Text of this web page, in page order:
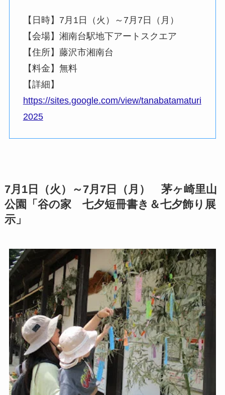
【日時】7月1日（火）～7月7日（月）
【会場】湘南台駅地下アートスクエア
【住所】藤沢市湘南台
【料金】無料
【詳細】
https://sites.google.com/view/tanabatamaturi
2025
7月1日（火）～7月7日（月） 茅ヶ崎里山
公園「谷の家 七夕短冊書き＆七夕飾り展
示」